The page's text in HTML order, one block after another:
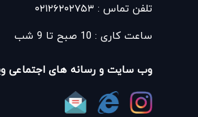
تلفن تماس : ۰۲۱۲۶۲۰۲۷۵۳
ساعت کاری : 10 صبح تا 9 شب
وب سایت و رسانه های اجتماعی